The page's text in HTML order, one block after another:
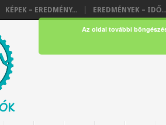
KÉPEK – EREDMÉNY... EREDMÉNYEK – IDŐ...
Az oldal további